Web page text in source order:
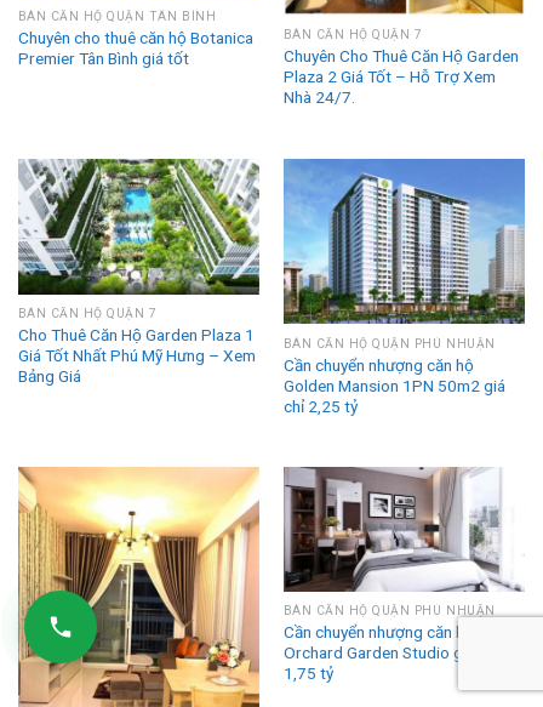
BÁN CĂN HỘ QUẬN TÂN BÌNH
Chuyên cho thuê căn hộ Botanica
Premier Tân Bình giá tốt
BÁN CĂN HỘ QUẬN 7
Chuyên Cho Thuê Căn Hộ Garden
Plaza 2 Giá Tốt – Hỗ Trợ Xem
Nhà 24/7.
BÁN CĂN HỘ QUẬN 7
Cho Thuê Căn Hộ Garden Plaza 1
Giá Tốt Nhất Phú Mỹ Hưng – Xem
Bảng Giá
BÁN CĂN HỘ QUẬN PHÚ NHUẬN
Cần chuyển nhượng căn hộ
Golden Mansion 1PN 50m2 giá
chỉ 2,25 tỷ
BÁN CĂN HỘ QUẬN PHÚ NHUẬN
Cần chuyển nhượng căn hộ
Orchard Garden Studio giá chỉ từ
1,75 tỷ